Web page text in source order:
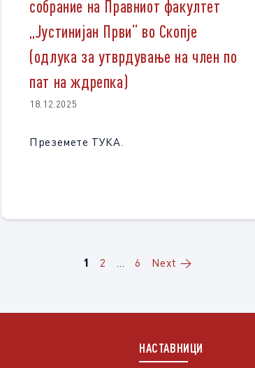
собрание на Правниот факултет
„Јустинијан Први“ во Скопје
(одлука за утврдување на член по
пат на ждрепка)
18.12.2025
Преземете ТУКА.
Page
1 Page
2 Page
6 Next →
НАСТАВНИЦИ